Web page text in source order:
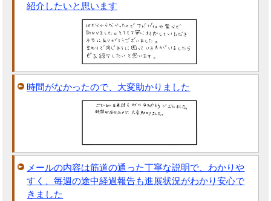
紹介したいと思います
時間がなかったので、大変助かりました
メールの内容は筋道の通った丁寧な説明で、わかりや
すく、毎週の途中経過報告も進展状況がわかり安心で
きました